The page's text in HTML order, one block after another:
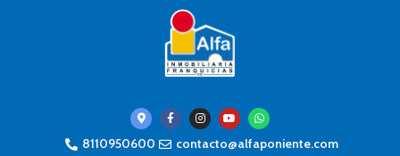
8110950600 contacto@alfaponiente.com